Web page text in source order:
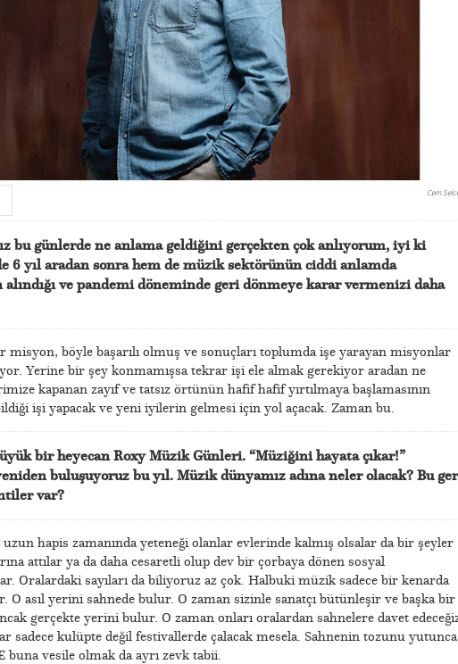
Cem
bu günlerde ne anlama geldiğini gerçekten çok anlıyorum, iyi ki
6 yıl aradan sonra hem de müzik sektörünün ciddi anlamda
ve pandemi döneminde geri dönmeye karar vermenizi daha
böyle başarılı olmuş ve sonuçları toplumda işe yarayan misyonlar
Yerine bir şey konmamışsa tekrar işi ele almak gerekiyor aradan ne
kapanan zayıf ve tatsız örtünün hafif hafif yırtılmaya başlamasının
işi yapacak ve yeni iyilerin gelmesi için yol açacak. Zaman bu.
bir heyecan Roxy Müzik Günleri. “Müziğini hayata çıkar!”
buluşuyoruz bu yıl. Müzik dünyamız adına neler olacak? Bu
var?
hapis zamanında yeteneği olanlar evlerinde kalmış olsalar da bir şeyler
attılar ya da daha cesaretli olup dev bir çorbaya dönen sosyal
Oralardaki sayıları da biliyoruz az çok. Halbuki müzik sadece bir kenarda
O asıl yerini sahnede bulur. O zaman sizinle sanatçı bütünleşir ve başka bir
gerçekte yerini bulur. O zaman onları oralardan sahnelere davet
sadece kulüpte değil festivallerde çalacak mesela. Sahnenin tozunu yutunca
buna vesile olmak da ayrı zevk tabii.